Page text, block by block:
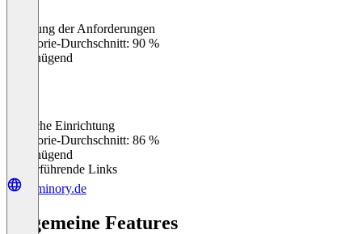
Erfüllung der Anforderungen
Kategorie-Durchschnitt: 90 %
Ungenügend
Einfache Einrichtung
Kategorie-Durchschnitt: 86 %
Ungenügend
Weiterführende Links
terminory.de
Allgemeine Features